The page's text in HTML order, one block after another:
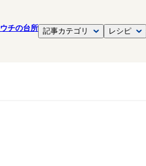
ウチの台所 記事カテゴリ レシピ